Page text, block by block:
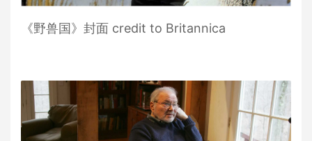
《野兽国》封面 credit to Britannica